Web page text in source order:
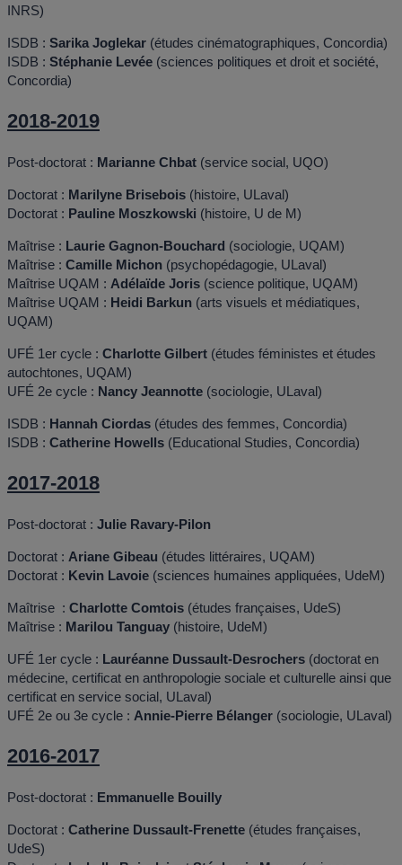
INRS)
ISDB : Sarika Joglekar (études cinématographiques, Concordia)
ISDB : Stéphanie Levée (sciences politiques et droit et société,
Concordia)
2018-2019
Post-doctorat : Marianne Chbat (service social, UQO)
Doctorat : Marilyne Brisebois (histoire, ULaval)
Doctorat : Pauline Moszkowski (histoire, U de M)
Maîtrise : Laurie Gagnon-Bouchard (sociologie, UQAM)
Maîtrise : Camille Michon (psychopédagogie, ULaval)
Maîtrise UQAM : Adélaïde Joris (science politique, UQAM)
Maîtrise UQAM : Heidi Barkun (arts visuels et médiatiques,
UQAM)
UFÉ 1er cycle : Charlotte Gilbert (études féministes et études
autochtones, UQAM)
UFÉ 2e cycle : Nancy Jeannotte (sociologie, ULaval)
ISDB : Hannah Ciordas (études des femmes, Concordia)
ISDB : Catherine Howells (Educational Studies, Concordia)
2017-2018
Post-doctorat : Julie Ravary-Pilon
Doctorat : Ariane Gibeau (études littéraires, UQAM)
Doctorat : Kevin Lavoie (sciences humaines appliquées, UdeM)
Maîtrise : Charlotte Comtois (études françaises, UdeS)
Maîtrise : Marilou Tanguay (histoire, UdeM)
UFÉ 1er cycle : Lauréanne Dussault-Desrochers (doctorat en
médecine, certificat en anthropologie sociale et culturelle ainsi que
certificat en service social, ULaval)
UFÉ 2e ou 3e cycle : Annie-Pierre Bélanger (sociologie, ULaval)
2016-2017
Post-doctorat : Emmanuelle Bouilly
Doctorat : Catherine Dussault-Frenette (études françaises,
UdeS)